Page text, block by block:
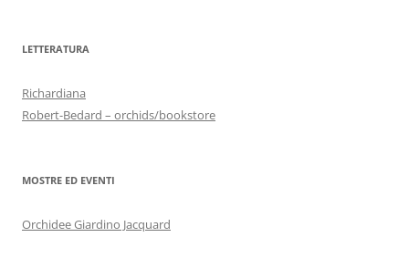
LETTERATURA
Richardiana
Robert-Bedard – orchids/bookstore
MOSTRE ED EVENTI
Orchidee Giardino Jacquard